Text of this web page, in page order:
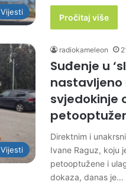
Vijesti
Pročitaj više
Vijesti
radiokameleon
Suđenje u
svjedokinje
Direktnim i
Ivane Raguz, koju
petooptužene i
dokaza, danas je…